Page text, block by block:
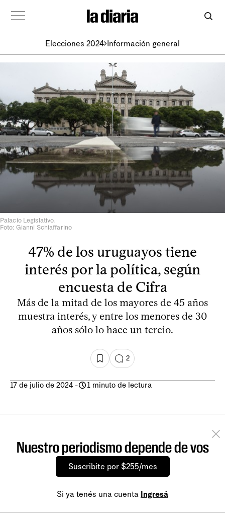
Elecciones 2024 Información general
Palacio Legislativo.
Foto: Gianni Schiaffarino
47% de los uruguayos tiene
interés por la política, según
encuesta de Cifra
Más de la mitad de los mayores de 45 años
muestra interés, y entre los menores de 30
años sólo lo hace un tercio.
2
17 de julio de 2024 - 1 minuto de lectura
Nuestro periodismo depende de vos
Suscribite por $255/mes
Si ya tenés una cuenta Ingresá